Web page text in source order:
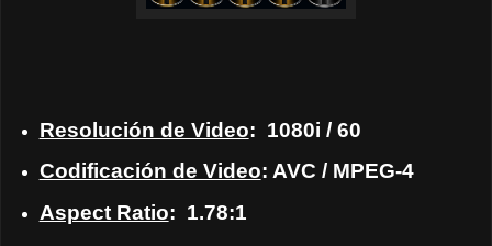
Resolución de Video: 1080i / 60
Codificación de Video: AVC / MPEG-4
Aspect Ratio: 1.78:1